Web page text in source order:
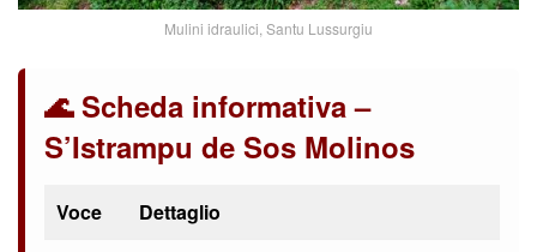
Mulini idraulici, Santu Lussurgiu
🌊 Scheda informativa –
S’Istrampu de Sos Molinos
Voce
Dettaglio